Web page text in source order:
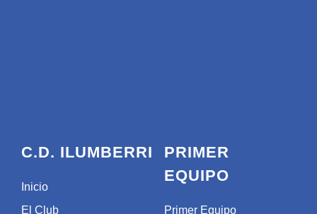
C.D. ILUMBERRI
Inicio
El Club
PRIMER
EQUIPO
Primer Equipo